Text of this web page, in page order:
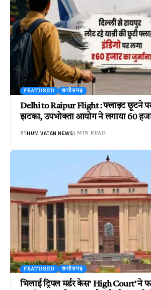
FEATURED छत्तीसगढ़
Delhi to Raipur Flight : फ्लाइट छूटने पर
झटका, उपभोक्ता आयोग ने लगाया 60
BYHUM VATAN NEWS3 MIN READ
FEATURED छत्तीसगढ़
भिलाई ट्रिपल मर्डर केस’ High Court’ ने